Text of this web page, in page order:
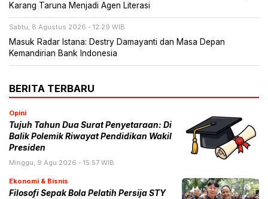
Karang Taruna Menjadi Agen Literasi
Sabtu, 8 Agustus 2026 - 12:29 WIB
Masuk Radar Istana: Destry Damayanti dan Masa Depan
Kemandirian Bank Indonesia
BERITA TERBARU
Opini
Tujuh Tahun Dua Surat Penyetaraan: Di
Balik Polemik Riwayat Pendidikan Wakil
Presiden
Minggu, 9 Agu 2026 - 15:57 WIB
Ekonomi & Bisnis
Filosofi Sepak Bola Pelatih Persija STY